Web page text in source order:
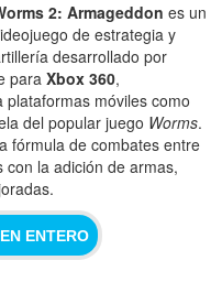
2: Armageddon es un
de estrategia y
desarrollado por
paraXbox 360,
móviles como
del popular juego Worms.
fórmula de combates entre
la adición de armas,
ENTERO